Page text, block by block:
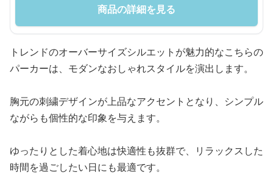
商品の詳細を見る
トレンドのオーバーサイズシルエットが魅力的なこちらの
パーカーは、モダンなおしゃれスタイルを演出します。
胸元の刺繍デザインが上品なアクセントとなり、シンプル
ながらも個性的な印象を与えます。
ゆったりとした着心地は快適性も抜群で、リラックスした
時間を過ごしたい日にも最適です。